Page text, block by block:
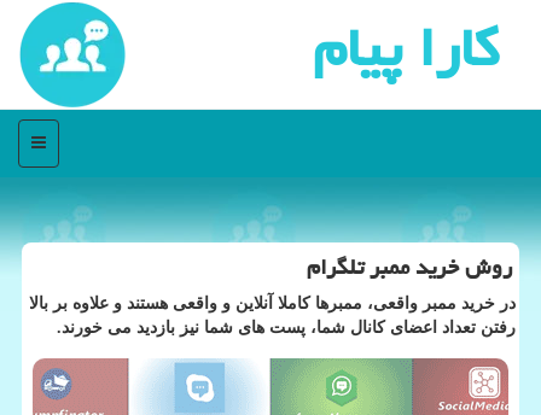
كارا پیام
منو
روش خرید ممبر تلگرام
در خرید ممبر واقعی، ممبرها كاملا آنلاین و واقعی هستند و علاوه بر بالا
رفتن تعداد اعضای كانال شما، پست های شما نیز بازدید می خورند.